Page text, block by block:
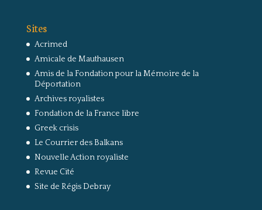
Sites
Acrimed
Amicale de Mauthausen
Amis de la Fondation pour la Mémoire de la
Déportation
Archives royalistes
Fondation de la France libre
Greek crisis
Le Courrier des Balkans
Nouvelle Action royaliste
Revue Cité
Site de Régis Debray